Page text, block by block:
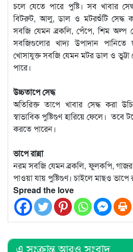
চলে যেতে পারে পুষ্টি। সব খাবার
বিটরুট, আলু, ডাল ও মটরশুঁটি সেদ্ধ
সবজি যেমন ব্রকলি, পেঁপে, শিম অল্প
সবজিগুলোর খাদ্য উপাদান
খোসাযুক্ত সবজি যেমন মটর ডাল ও ভুট্টা
পারে।
উচ্চতাপে সেদ্ধ
অতিরিক্ত তাপে খাবার সেদ্ধ করা
স্বাভাবিক পুষ্টিগুণ হারিয়ে ফেলে। তবে
করতে পারেন।
ভাপে রান্না
নরম সবজি যেমন ব্রকলি, ফুলকপি,
পাওয়া যায় পুষ্টিগুণ। চাইলে মাছও ভাপে
Spread the love
এ সংক্রান্ত আরও সংবাদ